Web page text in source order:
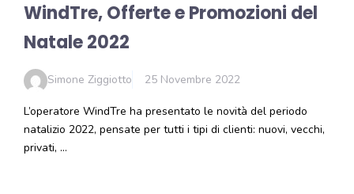
WindTre, Offerte e Promozioni del
Natale 2022
Simone Ziggiotto 25 Novembre 2022
L’operatore WindTre ha presentato le novità del periodo
natalizio 2022, pensate per tutti i tipi di clienti: nuovi, vecchi,
privati, …